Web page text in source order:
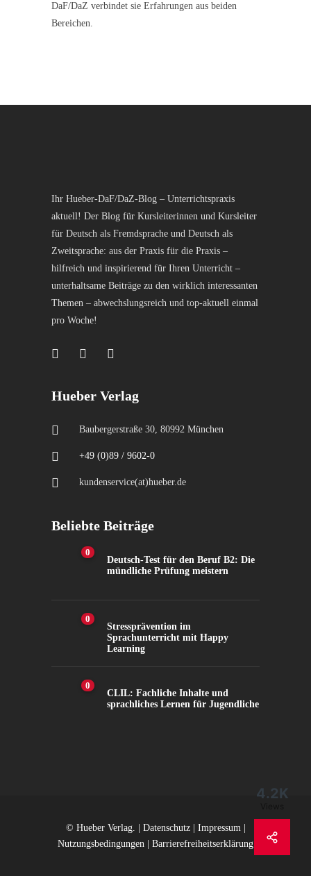
DaF/DaZ verbindet sie Erfahrungen aus beiden
Bereichen.
Ihr Hueber-DaF/DaZ-Blog – Unterrichtspraxis
aktuell! Der Blog für Kursleiterinnen und Kursleiter
für Deutsch als Fremdsprache und Deutsch als
Zweitsprache: aus der Praxis für die Praxis –
hilfreich und inspirierend für Ihren Unterricht –
unterhaltsame Beiträge zu den wirklich interessanten
Themen – abwechslungsreich und top-aktuell einmal
pro Woche!
Hueber Verlag
Baubergerstraße 30, 80992 München
+49 (0)89 / 9602-0
kundenservice(at)hueber.de
Beliebte Beiträge
0
Deutsch-Test für den Beruf B2: Die
mündliche Prüfung meistern
0
Stressprävention im
Sprachunterricht mit Happy
Learning
0
CLIL: Fachliche Inhalte und
sprachliches Lernen für Jugendliche
© Hueber Verlag. | Datenschutz| Impressum|
Nutzungsbedingungen
Barrierefreiheitserklärung
4.2K